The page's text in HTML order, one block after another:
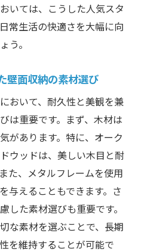
壁面収納のアイデア
注目される壁面収納のト
の住まいを変えるヒント
採用したい大阪府の壁面
ぶ壁面収納のベストアイ
ベーションがもたらす
阪府の快適な住空間
いては、こうした人気スタ
常生活の快適さを大幅に向
う。
壁面収納の素材選び
おいて、耐久性と美観を兼
は重要です。まず、木材は
があります。特に、オーク
ウッドは、美しい木目と耐
た、メタルフレームを使用
与えることもできます。さ
した素材選びも重要です。
な素材を選ぶことで、長期
を維持することが可能で